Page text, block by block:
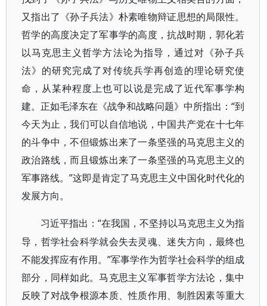
又指出了《孙子兵法》朴素唯物辩证思想的局限性。
哲学的高度决定了军事学的高度，抗战时期，郭化若
以马克思主义哲学方法论为指导，通过对《孙子兵
法》的研究完成了对传统兵学再创造的理论研究使
命，从某种程度上也可以说是完成了近代军事学构
建。正如毛泽东在《战争和战略问题》中所指出：“到
今天为止，我们可以自信地说，中国共产党在十七年
的斗争中，不但锻炼出来了一条坚强的马克思主义的
政治路线，而且锻炼出来了一条坚强的马克思主义的
军事路线。”这即是肯定了马克思主义中国化时代化的
发展方向。
习近平指出：“在我国，不坚持以马克思主义为指
导，哲学社会科学就会失去灵魂、迷失方向，最终也
不能发挥应有作用。”军事学作为哲学社会科学的组成
部分，同样如此。马克思主义军事哲学方法论，集中
反映了对战争根源本质、性质作用、制胜因素等重大